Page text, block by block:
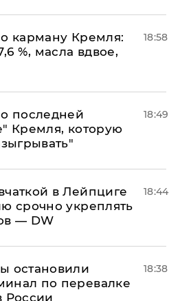
карману Кремля:
%, масла вдвое,
18:58
последней
Кремля, которую
18:49
в Лейпциге
срочно укреплять
— DW
18:44
остановили
по перевалке
России
18:38